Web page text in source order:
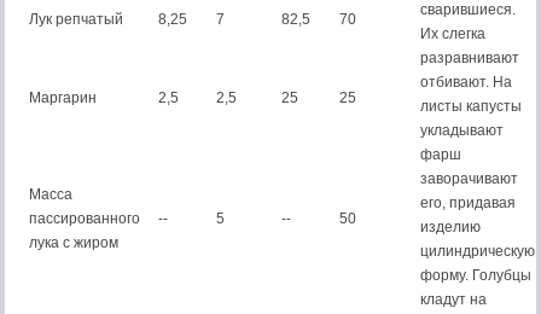
сварившиеся.
Их слегка
разравнивают
отбивают. На
листы капусты
укладывают
фарш
заворачивают
его, придавая
изделию
цилиндрическую
форму. Голубцы
кладут на
Лук репчатый 8,25 7 82,5 70
Маргарин 2,5 2,5 25 25
Масса
пассированного
лука с жиром
-- 5 -- 50